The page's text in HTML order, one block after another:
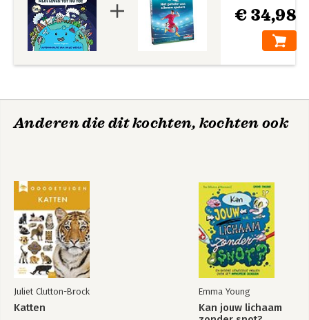
€ 34,98
Anderen die dit kochten, kochten ook
Juliet Clutton-Brock
Katten
Emma Young
Kan jouw lichaam